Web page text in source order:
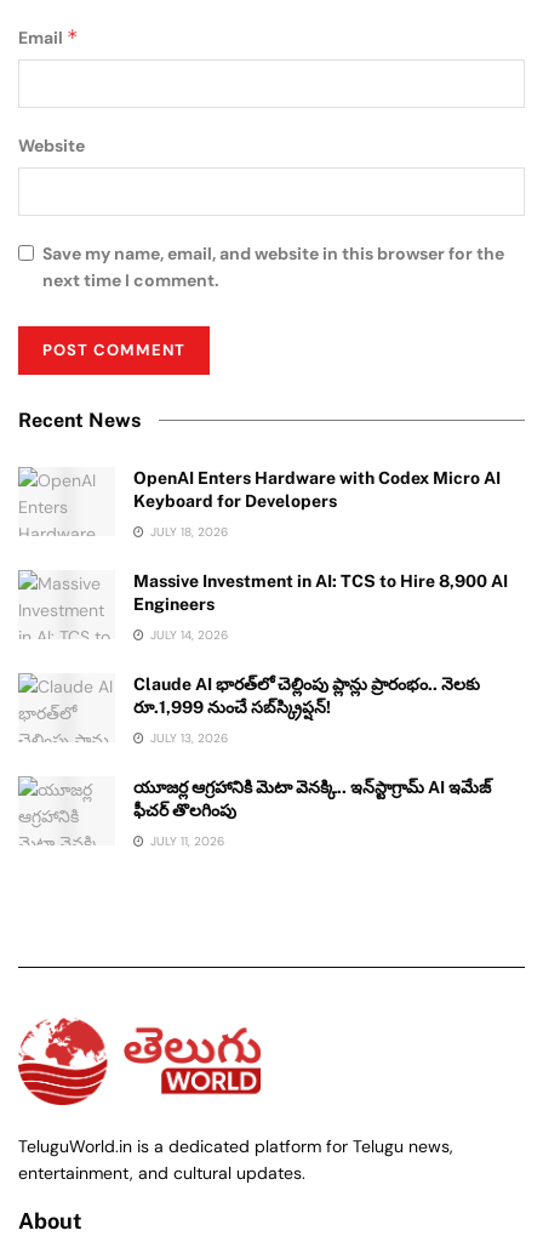
Email *
Website
Save my name, email, and website in this browser for the
next time I comment.
Recent News
OpenAI Enters Hardware with Codex Micro AI
Keyboard for Developers
JULY 18, 2026
Massive Investment in AI: TCS to Hire 8,900 AI
Engineers
JULY 14, 2026
Claude AI భారత్‌లో చెల్లింపు ప్లాన్లు ప్రారంభం.. నెలకు
రూ.1,999 నుంచే సబ్‌స్క్రిప్షన్!
JULY 13, 2026
యూజర్ల ఆగ్రహానికి మెటా వెనక్కి.. ఇన్‌స్టాగ్రామ్ AI ఇమేజ్
ఫీచర్ తొలగింపు
JULY 11, 2026
TeluguWorld.in is a dedicated platform for Telugu news,
entertainment, and cultural updates.
About